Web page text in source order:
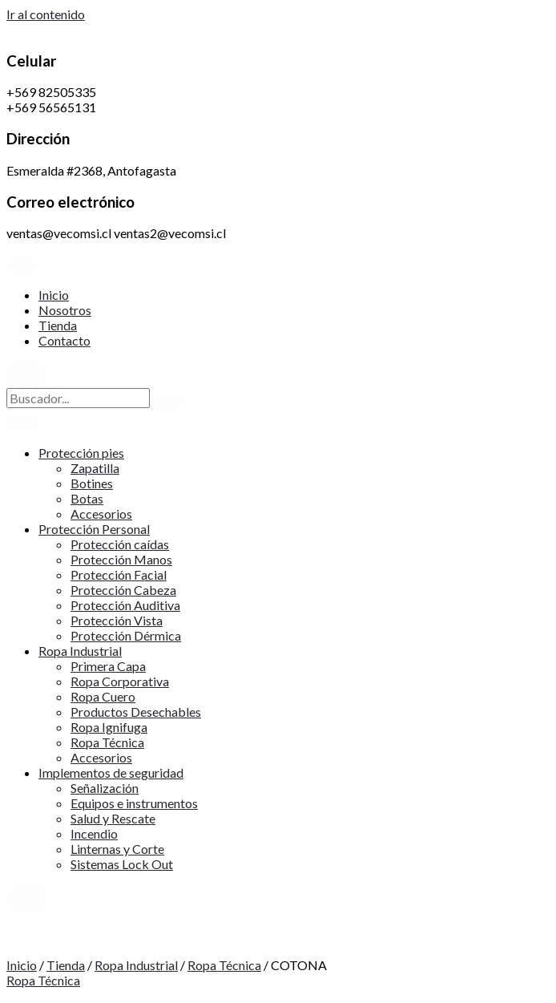
Ir al contenido
Celular
+569 82505335
+569 56565131
Dirección
Esmeralda #2368, Antofagasta
Correo electrónico
ventas@vecomsi.cl ventas2@vecomsi.cl
Inicio
Nosotros
Tienda
Contacto
Protección pies
Zapatilla
Botines
Botas
Accesorios
Protección Personal
Protección caídas
Protección Manos
Protección Facial
Protección Cabeza
Protección Auditiva
Protección Vista
Protección Dérmica
Ropa Industrial
Primera Capa
Ropa Corporativa
Ropa Cuero
Productos Desechables
Ropa Ignifuga
Ropa Técnica
Accesorios
Implementos de seguridad
Señalización
Equipos e instrumentos
Salud y Rescate
Incendio
Linternas y Corte
Sistemas Lock Out
Inicio / Tienda / Ropa Industrial / Ropa Técnica / COTONA
Ropa Técnica